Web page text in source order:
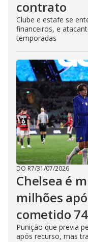
contrato
Clube e estafe se
financeiros, e
temporadas
DO R7/31/07/2026
Chelsea é
milhões
cometido
Punição que previa
após recurso, mas